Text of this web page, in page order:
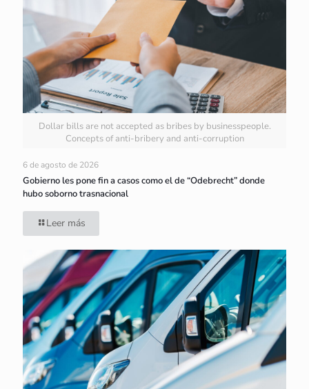
Dollar bills are not accepted as bribes by businesspeople.
Concepts of anti-bribery and anti-corruption
6 de agosto de 2026
Gobierno les pone fin a casos como el de “Odebrecht” donde
hubo soborno trasnacional
Leer más